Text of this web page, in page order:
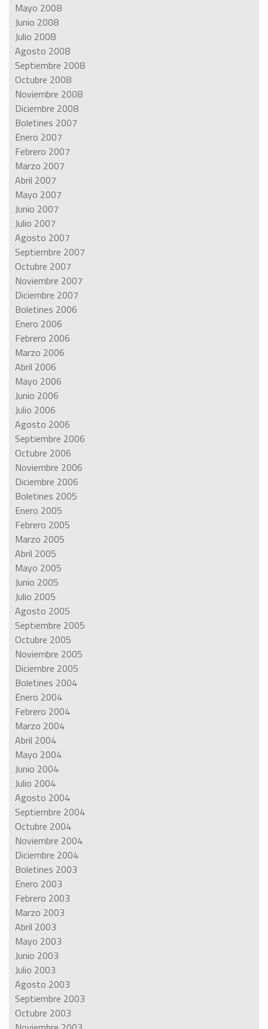
Mayo 2008
Junio 2008
Julio 2008
Agosto 2008
Septiembre 2008
Octubre 2008
Noviembre 2008
Diciembre 2008
Boletines 2007
Enero 2007
Febrero 2007
Marzo 2007
Abril 2007
Mayo 2007
Junio 2007
Julio 2007
Agosto 2007
Septiembre 2007
Octubre 2007
Noviembre 2007
Diciembre 2007
Boletines 2006
Enero 2006
Febrero 2006
Marzo 2006
Abril 2006
Mayo 2006
Junio 2006
Julio 2006
Agosto 2006
Septiembre 2006
Octubre 2006
Noviembre 2006
Diciembre 2006
Boletines 2005
Enero 2005
Febrero 2005
Marzo 2005
Abril 2005
Mayo 2005
Junio 2005
Julio 2005
Agosto 2005
Septiembre 2005
Octubre 2005
Noviembre 2005
Diciembre 2005
Boletines 2004
Enero 2004
Febrero 2004
Marzo 2004
Abril 2004
Mayo 2004
Junio 2004
Julio 2004
Agosto 2004
Septiembre 2004
Octubre 2004
Noviembre 2004
Diciembre 2004
Boletines 2003
Enero 2003
Febrero 2003
Marzo 2003
Abril 2003
Mayo 2003
Junio 2003
Julio 2003
Agosto 2003
Septiembre 2003
Octubre 2003